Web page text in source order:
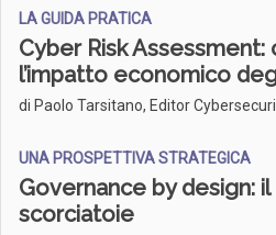
LA GUIDA PRATICA
Cyber Risk
l’impatto economico
di Paolo Tarsitano, Editor
UNA PROSPETTIVA STRATEGICA
Governance by design:
scorciatoie